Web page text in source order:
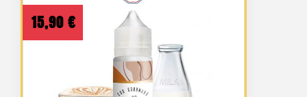
15,90 €